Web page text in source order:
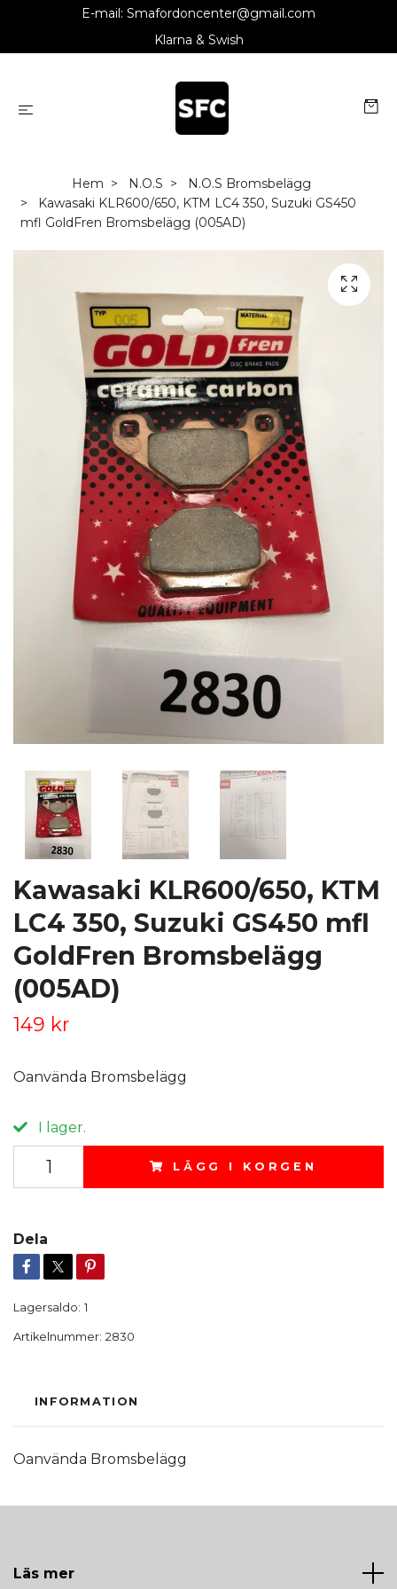
E-mail: Smafordoncenter@gmail.com
Klarna & Swish
Hem N.O.S
N.O.S Bromsbelägg
Kawasaki KLR600/650, KTM LC4 350, Suzuki GS450
mfl GoldFren Bromsbelägg (005AD)
Kawasaki KLR600/650, KTM
LC4 350, Suzuki GS450 mfl
GoldFren Bromsbelägg
(005AD)
149 kr
Oanvända Bromsbelägg
I lager.
LÄGG I KORGEN
Dela
Lagersaldo: 1
Artikelnummer: 2830
INFORMATION
Oanvända Bromsbelägg
Läs mer